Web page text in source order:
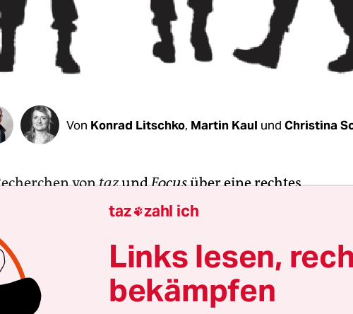
Von Konrad Litschko, Martin Kaul und Christina
vontazundFocusüber eine rechtes
mit Bezügen zur Bundeswehr und zu den
hat der Bundestag das Thema auf seine
gesetzt. In einer nichtöffentlichen Sitzung des
am Mittwoch drängten
zu Antworten auf offene Fragen.
taz zahl ich
Links lesen,
bekämpfen